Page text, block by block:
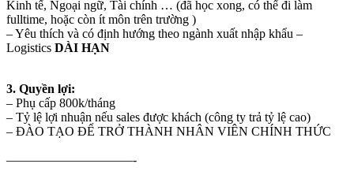
Kinh tế, Ngoại ngữ, Tài chính … (đã học xong, có thể đi làm
fulltime, hoặc còn ít môn trên trường )
– Yêu thích và có định hướng theo ngành xuất nhập khẩu –
Logistics DÀI HẠN
3. Quyền lợi:
– Phụ cấp 800k/tháng
– Tỷ lệ lợi nhuận nếu sales được khách (công ty trả tỷ lệ cao)
– ĐÀO TẠO ĐỂ TRỞ THÀNH NHÂN VIÊN CHÍNH THỨC
——————————-